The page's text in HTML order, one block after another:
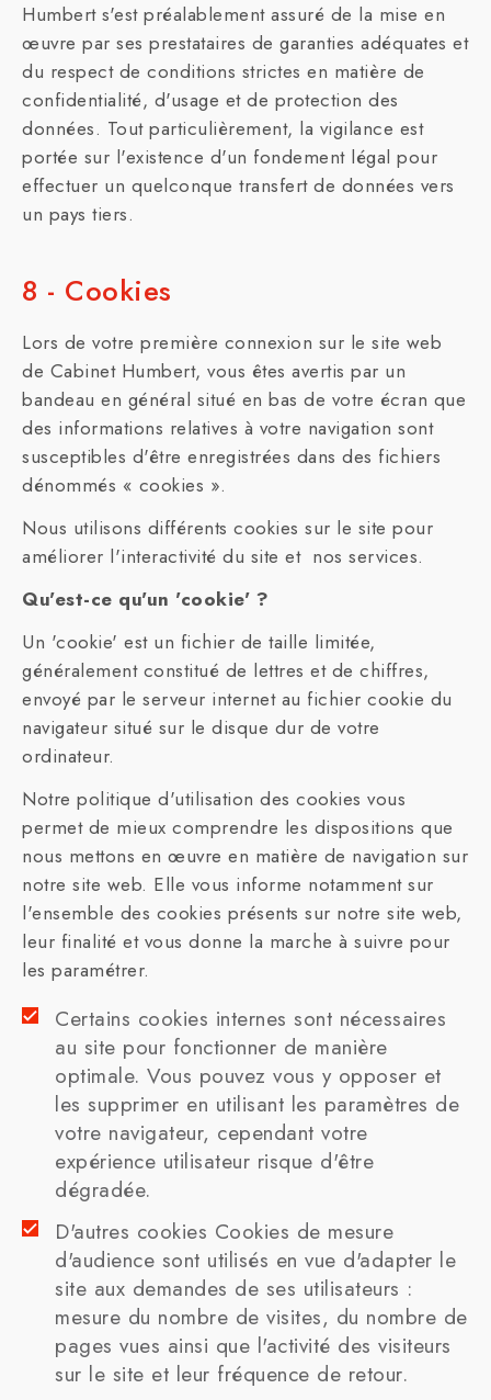
Humbert s'est préalablement assuré de la mise en
œuvre par ses prestataires de garanties adéquates et
du respect de conditions strictes en matière de
confidentialité, d'usage et de protection des
données. Tout particulièrement, la vigilance est
portée sur l'existence d'un fondement légal pour
effectuer un quelconque transfert de données vers
un pays tiers.
8 - Cookies
Lors de votre première connexion sur le site web
de Cabinet Humbert, vous êtes avertis par un
bandeau en général situé en bas de votre écran que
des informations relatives à votre navigation sont
susceptibles d'être enregistrées dans des fichiers
dénommés « cookies ».
Nous utilisons différents cookies sur le site pour
améliorer l'interactivité du site et nos services.
Qu'est-ce qu'un 'cookie' ?
Un 'cookie' est un fichier de taille limitée,
généralement constitué de lettres et de chiffres,
envoyé par le serveur internet au fichier cookie du
navigateur situé sur le disque dur de votre
ordinateur.
Notre politique d'utilisation des cookies vous
permet de mieux comprendre les dispositions que
nous mettons en œuvre en matière de navigation sur
notre site web. Elle vous informe notamment sur
l'ensemble des cookies présents sur notre site web,
leur finalité et vous donne la marche à suivre pour
les paramétrer.
Certains cookies internes sont nécessaires
au site pour fonctionner de manière
optimale. Vous pouvez vous y opposer et
les supprimer en utilisant les paramètres de
votre navigateur, cependant votre
expérience utilisateur risque d'être
dégradée.
D'autres cookies Cookies de mesure
d'audience sont utilisés en vue d'adapter le
site aux demandes de ses utilisateurs :
mesure du nombre de visites, du nombre de
pages vues ainsi que l'activité des visiteurs
sur le site et leur fréquence de retour.